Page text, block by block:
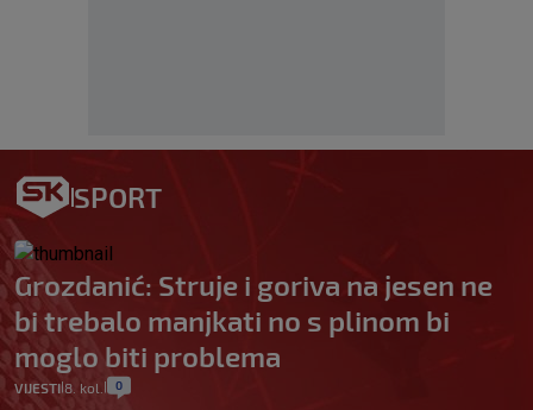
SPORT
Grozdanić: Struje i goriva na jesen ne
bi trebalo manjkati no s plinom bi
moglo biti problema
VIJESTI| 8. kol. 0